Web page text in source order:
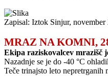
Zapisal: Iztok Sinjur, november
MRAZ NA KOMNI,
Ekipa raziskovalcev mrazišč
Nazadnje se je do -40 °C
Teče trinajsto leto nepretrganih